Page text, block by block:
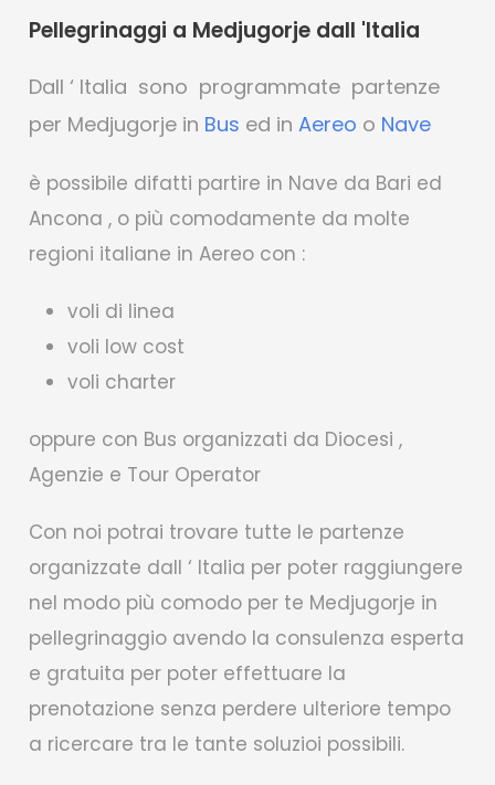
Pellegrinaggi a Medjugorje dall 'Italia
Dall ‘ Italia sono programmate partenze
per Medjugorje in Bus ed in Aereo o Nave
è possibile difatti partire in Nave da Bari ed
Ancona , o più comodamente da molte
regioni italiane in Aereo con :
voli di linea
voli low cost
voli charter
oppure con Bus organizzati da Diocesi ,
Agenzie e Tour Operator
Con noi potrai trovare tutte le partenze
organizzate dall ‘ Italia per poter raggiungere
nel modo più comodo per te Medjugorje in
pellegrinaggio avendo la consulenza esperta
e gratuita per poter effettuare la
prenotazione senza perdere ulteriore tempo
a ricercare tra le tante soluzioi possibili.